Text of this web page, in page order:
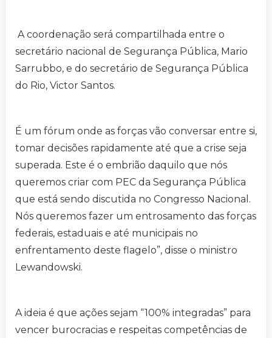
A coordenação será compartilhada entre o
secretário nacional de Segurança Pública, Mario
Sarrubbo, e do secretário de Segurança Pública
do Rio, Victor Santos.
É um fórum onde as forças vão conversar entre si,
tomar decisões rapidamente até que a crise seja
superada. Este é o embrião daquilo que nós
queremos criar com PEC da Segurança Pública
que está sendo discutida no Congresso Nacional.
Nós queremos fazer um entrosamento das forças
federais, estaduais e até municipais no
enfrentamento deste flagelo”, disse o ministro
Lewandowski.
A ideia é que ações sejam “100% integradas” para
vencer burocracias e respeitas competências de